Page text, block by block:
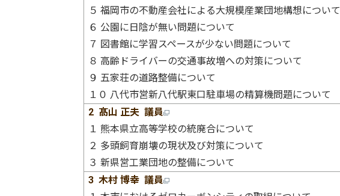
５ 福岡市の不動産会社による大規模産業団地構想について
６ 公園に日陰が無い問題について
７ 図書館に学習スペースが少ない問題について
８ 高齢ドライバーの交通事故増への対策について
９ 五家荘の道路整備について
１０ 八代市営新八代駅東口駐車場の精算機問題について
2 髙山 正夫 議員
１ 熊本県立高等学校の統廃合について
２ 多頭飼育崩壊の現状及び対策について
３ 新県営工業団地の整備について
3 木村 博幸 議員